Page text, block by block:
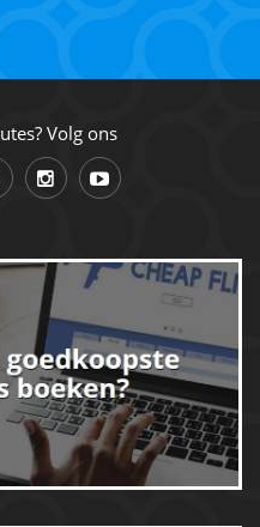
Volg ons